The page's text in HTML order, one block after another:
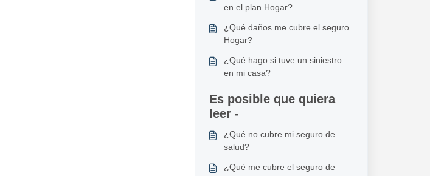
en el plan Hogar?
¿Qué daños me cubre el seguro
Hogar?
¿Qué hago si tuve un siniestro
en mi casa?
Es posible que quiera
leer -
¿Qué no cubre mi seguro de
salud?
¿Qué me cubre el seguro de